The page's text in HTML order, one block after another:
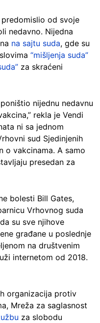
od svoje
nedavno. Nijedna
na sajtu suda, gde su
“mišljenja suda”
za skraćeni
nijednu nedavnu
rekla je Vendi
ni sa jednom
sud Sjedinjenih
o vakcinama. A samo
presedan za
bolesti Bill Gates,
Vrhovnog suda
su sve njihove
građane u poslednje
na društvenim
internetom od 2018.
organizacija protiv
Mreža za saglasnost
za slobodu